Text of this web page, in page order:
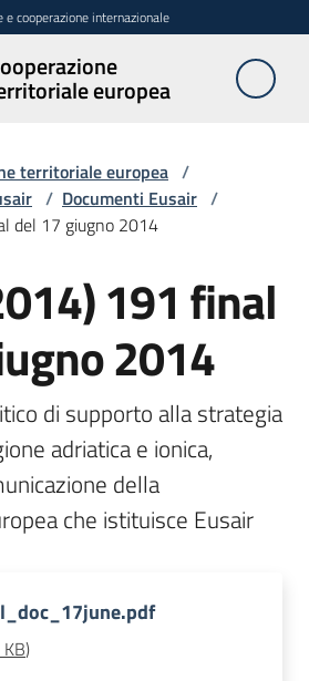
cooperazione internazionale
europea
territoriale europea /
/ Documenti Eusair /
del 17 giugno 2014
191 final
2014
di supporto alla strategia
adriatica e ionica,
della
che istituisce Eusair
)